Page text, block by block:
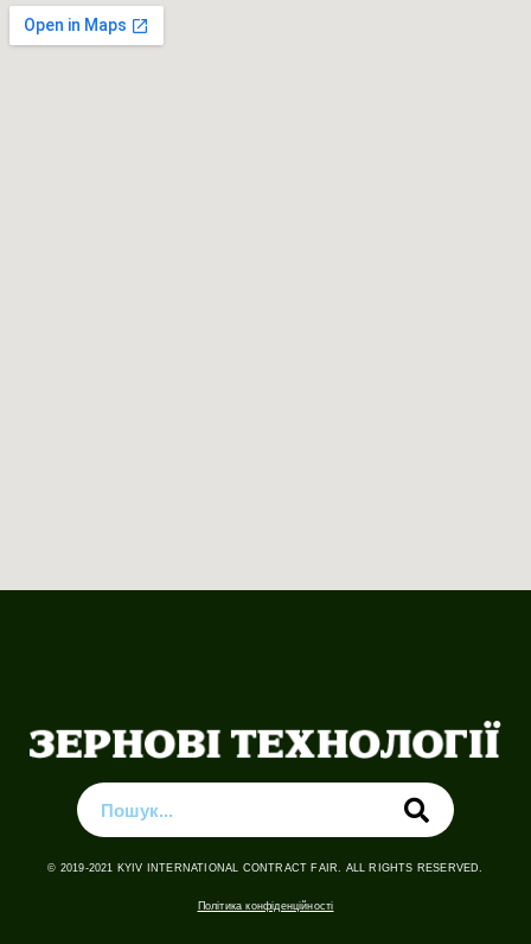
© 2019-2021 KYIV INTERNATIONAL CONTRACT FAIR. ALL RIGHTS RESERVED.
Політика конфіденційності